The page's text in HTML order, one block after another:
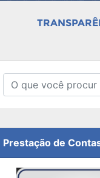
Prestação de